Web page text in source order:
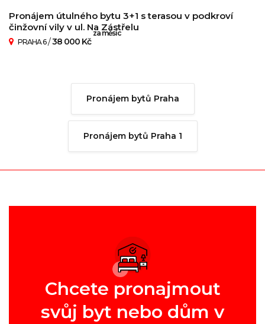
Pronájem útulného bytu 3+1 s terasou v podkroví
činžovní vily v ul. Na Zástřelu
PRAHA 6/38 000 Kč
za měsíc
Pronájem bytů Praha
Pronájem bytů Praha 1
Chcete pronajmout
svůj byt nebo dům v